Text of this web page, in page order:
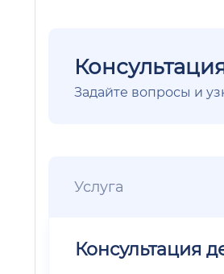
Задайте вопросы и
Услуга
Консультация